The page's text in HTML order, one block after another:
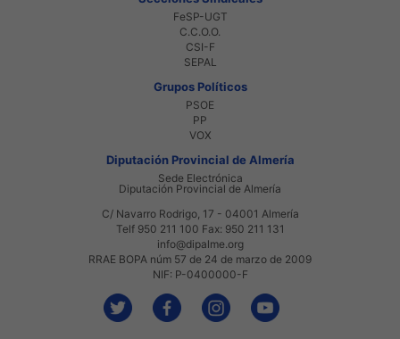
FeSP-UGT
C.C.O.O.
CSI-F
SEPAL
Grupos Políticos
PSOE
PP
VOX
Diputación Provincial de Almería
Sede Electrónica
Diputación Provincial de Almería
C/ Navarro Rodrigo, 17 - 04001 Almería
Telf 950 211 100 Fax: 950 211 131
info@dipalme.org
RRAE BOPA núm 57 de 24 de marzo de 2009
NIF: P-0400000-F